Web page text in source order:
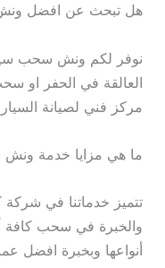
هل تبحث عن افضل
نوفر لكم ونش سحب
العالقة في الحفر او
مركز فني لصيانة
ما هي مزايا خدمة
تتميز خدماتنا في شركة
والخبرة في سحب كافة
أنواعها وبخبرة افضل